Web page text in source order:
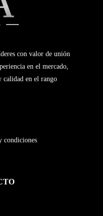
con valor de unión
en el mercado,
calidad en el rango
condiciones